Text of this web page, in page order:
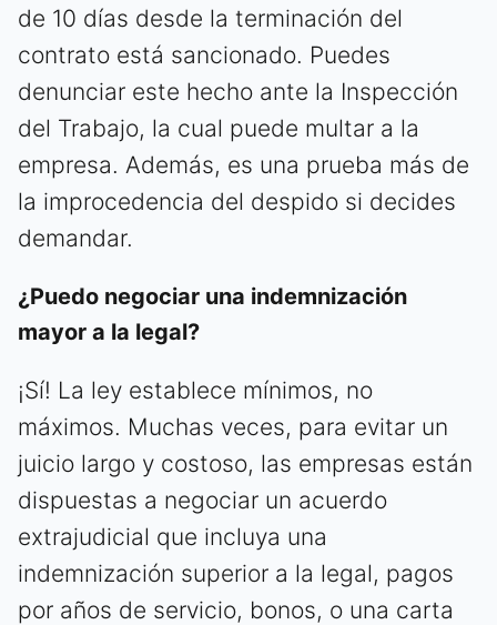
de 10 días desde la terminación del
contrato está sancionado. Puedes
denunciar este hecho ante la Inspección
del Trabajo, la cual puede multar a la
empresa. Además, es una prueba más de
la improcedencia del despido si decides
demandar.
¿Puedo negociar una indemnización
mayor a la legal?
¡Sí! La ley establece mínimos, no
máximos. Muchas veces, para evitar un
juicio largo y costoso, las empresas están
dispuestas a negociar un acuerdo
extrajudicial que incluya una
indemnización superior a la legal, pagos
por años de servicio, bonos, o una carta